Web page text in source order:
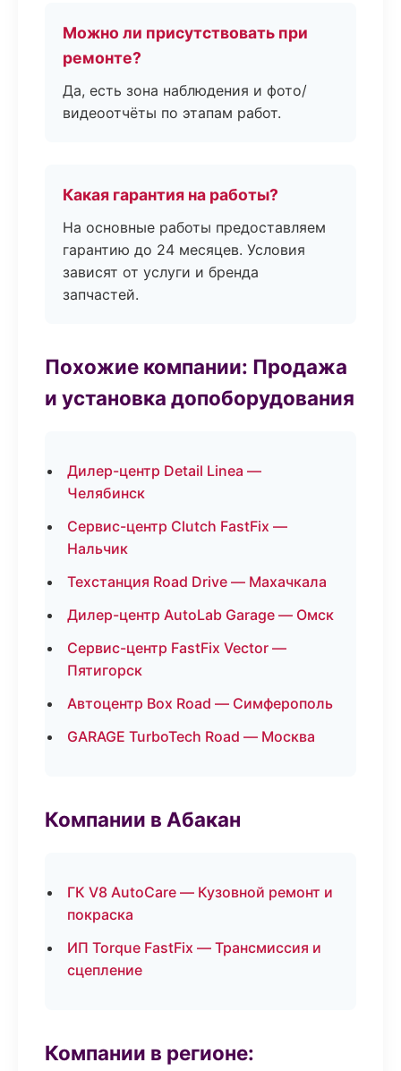
Можно ли присутствовать при
ремонте?
Да, есть зона наблюдения и фото/
видеоотчёты по этапам работ.
Какая гарантия на работы?
На основные работы предоставляем
гарантию до 24 месяцев. Условия
зависят от услуги и бренда
запчастей.
Похожие компании: Продажа
и установка допоборудования
Дилер-центр Detail Linea —
Челябинск
Сервис-центр Clutch FastFix —
Нальчик
Техстанция Road Drive — Махачкала
Дилер-центр AutoLab Garage — Омск
Сервис-центр FastFix Vector —
Пятигорск
Автоцентр Box Road — Симферополь
GARAGE TurboTech Road — Москва
Компании в Абакан
ГК V8 AutoCare — Кузовной ремонт и
покраска
ИП Torque FastFix — Трансмиссия и
сцепление
Компании в регионе: